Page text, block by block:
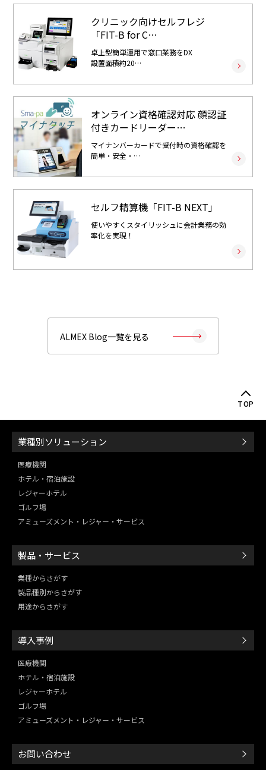
クリニック向けセルフレジ
「FIT-B for C…
卓上型簡単運用で窓口業務をDX
設置面積約20…
オンライン資格確認対応 顔認証
付きカードリーダー…
マイナンバーカードで受付時の資格確認を
簡単・安全・…
セルフ精算機「FIT-B NEXT」
使いやすくスタイリッシュに会計業務の効
率化を実現！
ALMEX Blog一覧を見る
TOP
業種別ソリューション
医療機関
ホテル・宿泊施設
レジャーホテル
ゴルフ場
アミューズメント・レジャー・ サービス
製品・サービス
業種からさがす
製品種別からさがす
用途からさがす
導入事例
医療機関
ホテル・宿泊施設
レジャーホテル
ゴルフ場
アミューズメント・レジャー・ サービス
お問い合わせ